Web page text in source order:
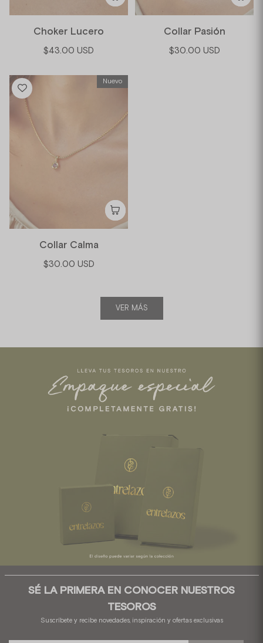
Choker Lucero
$43.00 USD
Collar Pasión
$30.00 USD
Nuevo
Collar Calma
$30.00 USD
VER MÁS
SÉ LA PRIMERA EN CONOCER NUESTROS
TESOROS
Suscríbete y recibe novedades, inspiración y ofertas exclusivas